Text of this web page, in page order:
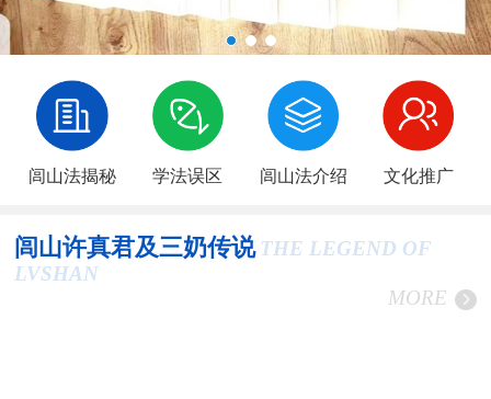
闾山法揭秘 学法误区 闾山法介绍 文化推广
闾山许真君及三奶传说 THE LEGEND OF
LVSHAN
MORE